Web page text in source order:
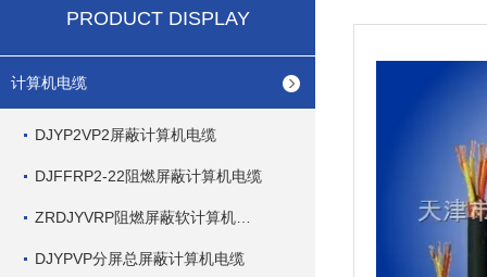
PRODUCT DISPLAY
计算机电缆
DJYP2VP2屏蔽计算机电缆
DJFFRP2-22阻燃屏蔽计算机电缆
DJYPVP分屏总屏蔽计算机电缆